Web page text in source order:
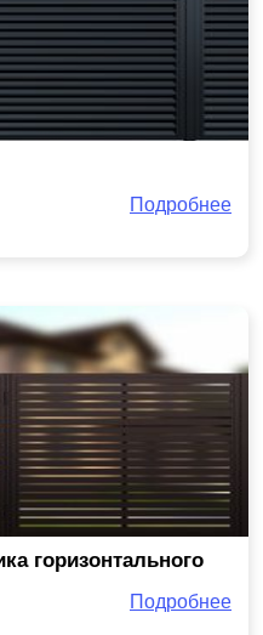
Подробнее
горизонтального
Подробнее